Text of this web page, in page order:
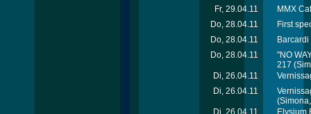
Fr, 29.04.11
MMX
Do, 28.04.11
First
Do, 28.04.11
Do, 28.04.11
"NO
217
Di, 26.04.11
Di, 26.04.11
Di, 26.04.11
Elysium